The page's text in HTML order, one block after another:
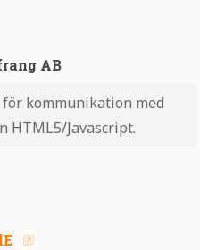
AB
kommunikation med
HTML5/Javascript.